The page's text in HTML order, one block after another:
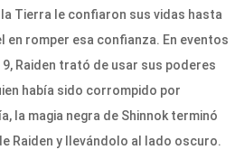
Tierra le confiaron sus vidas hasta
en romper esa confianza. En eventos
Raiden trató de usar sus poderes
había sido corrompido por
la magia negra de Shinnok terminó
Raiden y llevándolo al lado oscuro.